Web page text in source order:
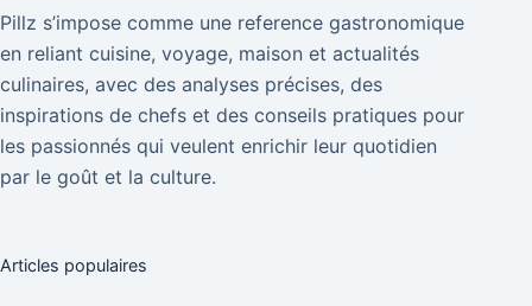
Pillz s’impose comme une reference gastronomique
en reliant cuisine, voyage, maison et actualités
culinaires, avec des analyses précises, des
inspirations de chefs et des conseils pratiques pour
les passionnés qui veulent enrichir leur quotidien
par le goût et la culture.
Articles populaires